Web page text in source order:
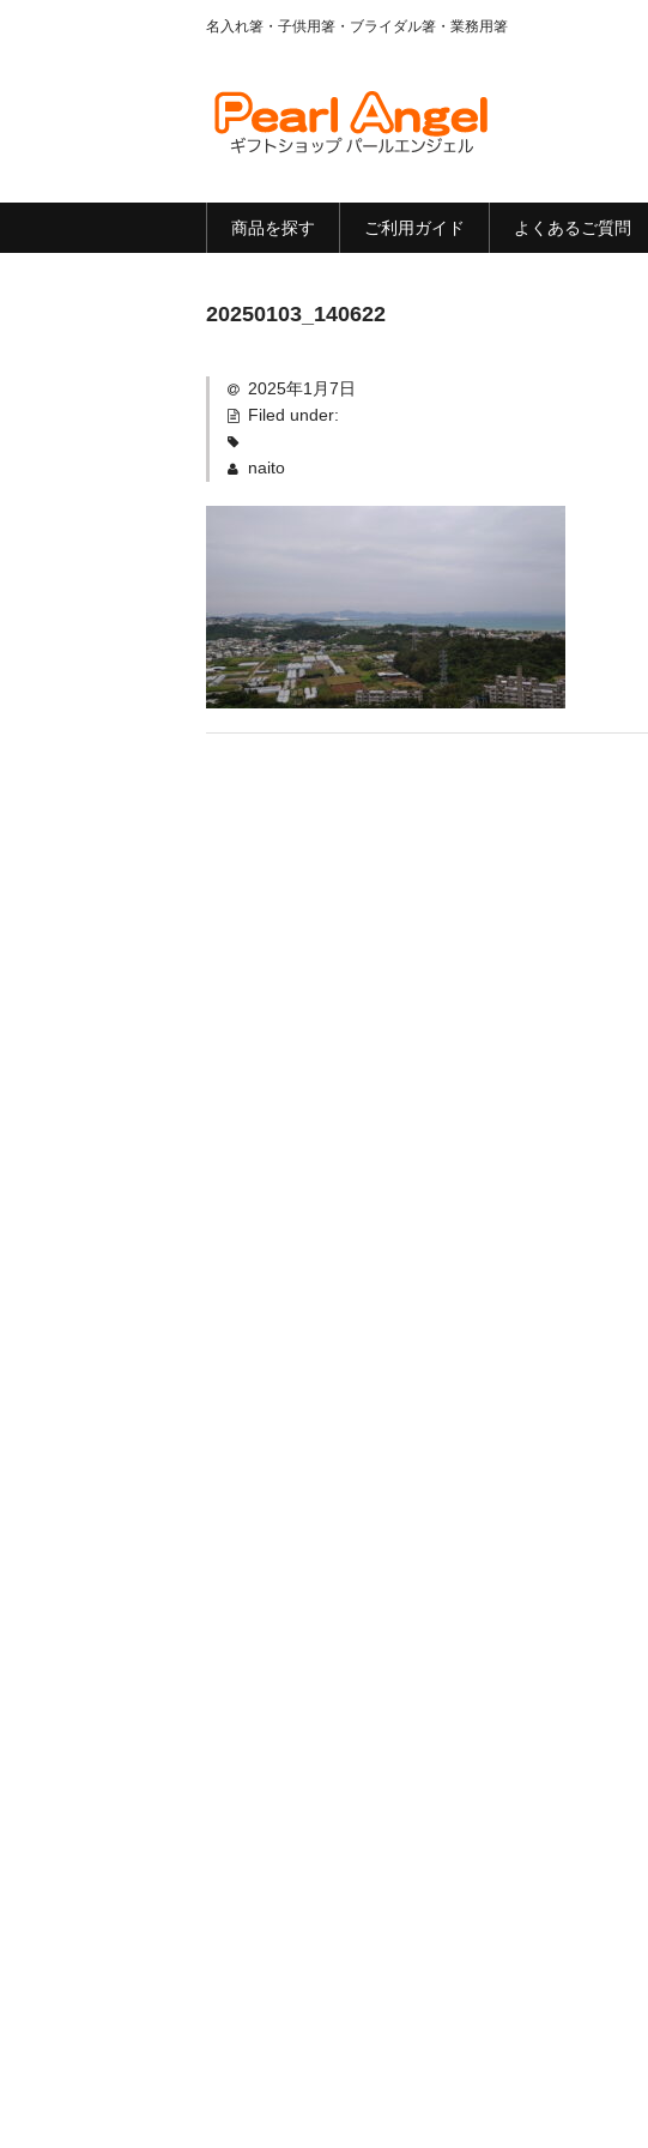
名入れ箸・子供用箸・ブライダル箸・業務用箸
商品を探す ご利用ガイド よくあるご質問
20250103_140622
2025年1月7日
Filed under:
naito